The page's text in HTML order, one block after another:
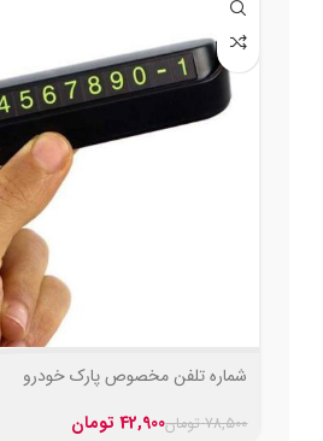
شماره تلفن مخصوص پارک خودرو
78,500 تومان42,900 تومان